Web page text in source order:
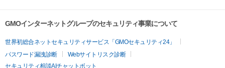
GMOインターネットグループのセキュリティ事業について
世界初総合ネットセキュリティサービス「GMOセキュリティ24」
パスワード漏洩診断
Webサイトリスク診断
セキュリティ相談AIチャットボット